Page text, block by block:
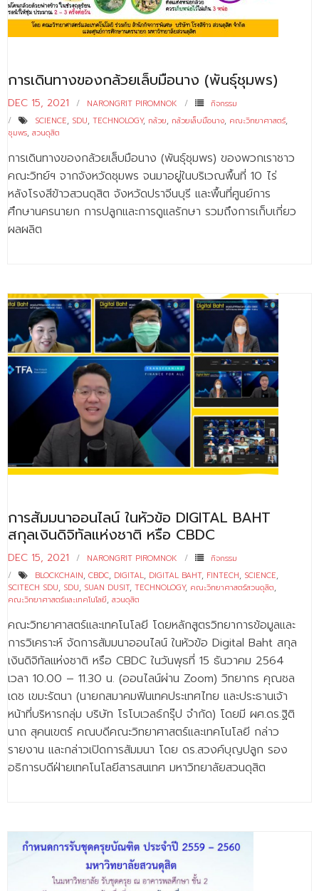
การเดินทางของกล้วยเล็บมือนาง (พันธุ์ชุมพร)
DEC 15, 2021 NARONGRIT PIROMNOK
กิจกรรม
SCIENCE, SDU, TECHNOLOGY, กล้วย, กล้วยเล็บมือนาง, คณะวิทยาศาสตร์,
ชุมพร, สวนดุสิต
การเดินทางของกล้วยเล็บมือนาง (พันธุ์ชุมพร) ของพวกเราชาว
คณะวิทย์ฯ จากจังหวัดชุมพร จนมาอยู่ในบริเวณพื้นที่ 10 ไร่
หลังโรงสีข้าวสวนดุสิต จังหวัดปราจีนบุรี และพื้นที่ศูนย์การ
ศึกษานครนายก การปลูกและการดูแลรักษา รวมถึงการเก็บเกี่ยว
ผลผลิต
การสัมมนาออนไลน์ ในหัวข้อ DIGITAL BAHT
สกุลเงินดิจิทัลแห่งชาติ หรือ CBDC
DEC 15, 2021 NARONGRIT PIROMNOK
กิจกรรม
BLOCKCHAIN, CBDC, DIGITAL, DIGITAL BAHT, FINTECH, SCIENCE,
SCITECH SDU, SDU, SUAN DUSIT, TECHNOLOGY, คณะวิทยาศาสตร์สวนดุสิต,
คณะวิทยาศาสตร์และเทคโนโลยี, สวนดุสิต
คณะวิทยาศาสตร์และเทคโนโลยี โดยหลักสูตรวิทยาการข้อมูลและ
การวิเคราะห์ จัดการสัมมนาออนไลน์ ในหัวข้อ Digital Baht สกุล
เงินดิจิทัลแห่งชาติ หรือ CBDC ในวันพุธที่ 15 ธันวาคม 2564
เวลา 10.00 – 11.30 น. (ออนไลน์ผ่าน Zoom) วิทยากร คุณชล
เดช เขมะรัตนา (นายกสมาคมฟินเทคประเทศไทย และประธานเจ้า
หน้าที่บริหารกลุ่ม บริษัท โรโบเวลธ์กรุ๊ป จำกัด) โดยมี ผศ.ดร.ฐิติ
นาถ สุคนเขตร์ คณบดีคณะวิทยาศาสตร์และเทคโนโลยี กล่าว
รายงาน และกล่าวเปิดการสัมมนา โดย ดร.สวงค์บุญปลูก รอง
อธิการบดีฝ่ายเทคโนโลยีสารสนเทศ มหาวิทยาลัยสวนดุสิต